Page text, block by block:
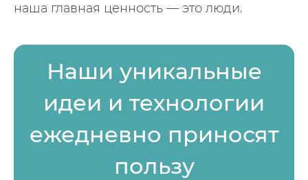
наша главная ценность — это люди.
Наши уникальные
идеи и технологии
ежедневно приносят
пользу